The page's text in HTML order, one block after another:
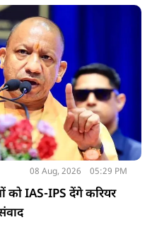
08 Aug, 2026 05:29 PM
को IAS-IPS देंगे करियर